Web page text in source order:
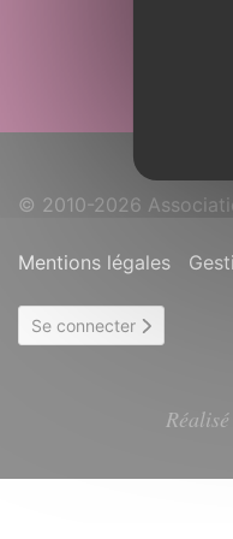
© 2010-2026
Mentions légales
Se connecter